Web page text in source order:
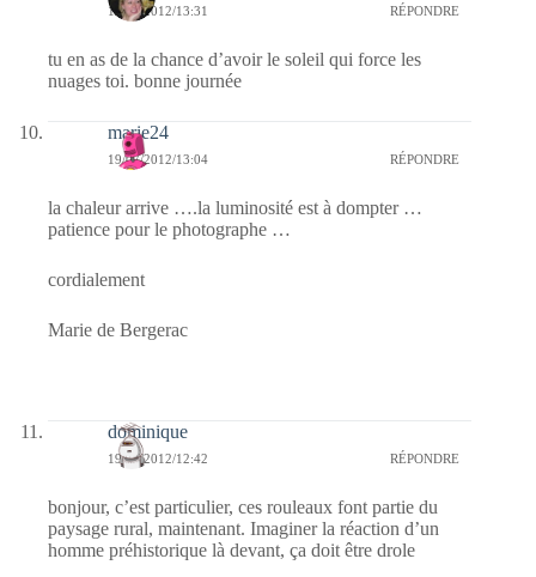
19/07/2012/13:31 RÉPONDRE
tu en as de la chance d’avoir le soleil qui force les
nuages toi. bonne journée
marie24
19/07/2012/13:04 RÉPONDRE
la chaleur arrive ….la luminosité est à dompter …
patience pour le photographe …
cordialement
Marie de Bergerac
dominique
19/07/2012/12:42 RÉPONDRE
bonjour, c’est particulier, ces rouleaux font partie du
paysage rural, maintenant. Imaginer la réaction d’un
homme préhistorique là devant, ça doit être drole